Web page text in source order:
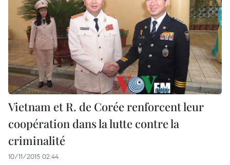
Vietnam et R. de Corée renforcent leur
coopération dans la lutte contre la
criminalité
10/11/2015 02:44